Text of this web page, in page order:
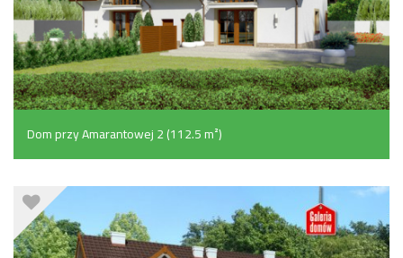
Dom przy Amarantowej 2 (112.5 m²)